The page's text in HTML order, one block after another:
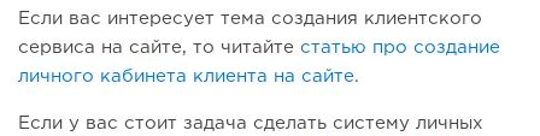
Если вас интересует тема создания клиентского
сервиса на сайте, то читайте статью про создание
личного кабинета клиента на сайте.
Если у вас стоит задача сделать систему личных